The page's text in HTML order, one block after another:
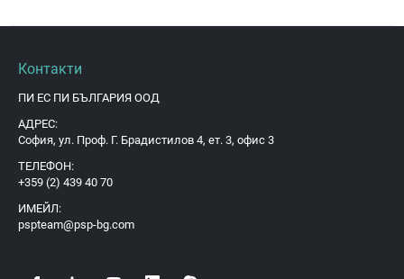
Контакти
ПИ ЕС ПИ БЪЛГАРИЯ ООД
АДРЕС:
София, ул. Проф. Г. Брадистилов 4, ет. 3, офис 3
ТЕЛЕФОН:
+359 (2) 439 40 70
ИМЕЙЛ:
pspteam@psp-bg.com